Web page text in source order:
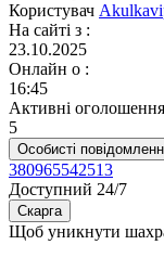
Користувач
На сайті з :
23.10.2025
Онлайн о :
16:45
Активні оголошення
5
Особисті
380965542513
Доступний 24/7
Скарга
Щоб уникнути